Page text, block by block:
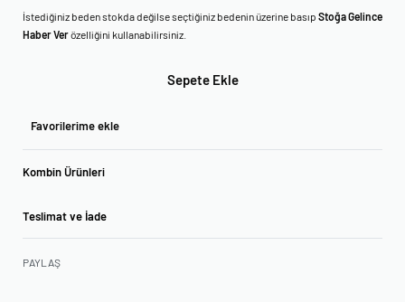
İstediğiniz beden stokda değilse seçtiğiniz bedenin üzerine basıp Stoğa Gelince
Haber Verözelliğini kullanabilirsiniz.
Sepete Ekle
Favorilerime ekle
Kombin Ürünleri
Teslimat ve İade
PAYLAŞ